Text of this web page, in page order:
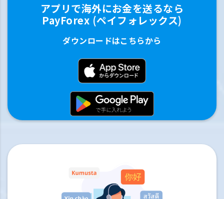
アプリで海外にお金を送るなら
PayForex (ペイフォレックス)
ダウンロードはこちらから